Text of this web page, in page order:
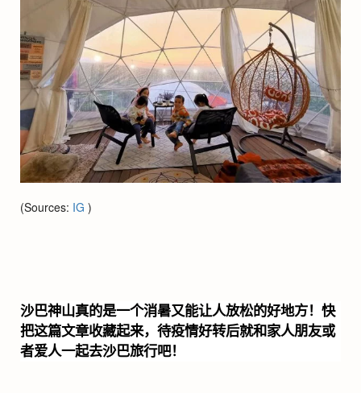
(Sources: IG )
沙巴神山真的是一个消暑又能让人放松的好地方！快
把这篇文章收藏起来，待疫情好转后就和家人朋友或
者爱人一起去沙巴旅行吧！